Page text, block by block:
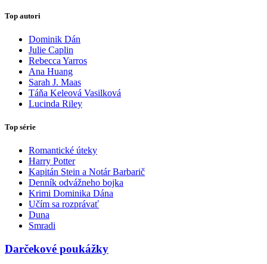
Top autori
Dominik Dán
Julie Caplin
Rebecca Yarros
Ana Huang
Sarah J. Maas
Táňa Keleová Vasilková
Lucinda Riley
Top série
Romantické úteky
Harry Potter
Kapitán Stein a Notár Barbarič
Denník odvážneho bojka
Krimi Dominika Dána
Učím sa rozprávať
Duna
Smradi
Darčekové poukážky